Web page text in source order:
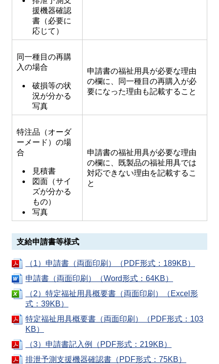
援機器確認
書（必要に
応じて）
同一種目の再購
入の場合
破損等の状
況が分かる
写真
申請書の福祉用具が必要な理由
の欄に、同一種目の再購入が必
要になった理由も記載すること
特注品（オーダ
ーメード）の場
合
見積書
​図面（サイ
ズが分かる
もの）
​写真
申請書の福祉用具が必要な理由
の欄に、既製品の福祉用具では
対応できない理由を記載するこ
と
支給申請書等様式
（1）申請書（両面印刷）（PDF形式：189KB）
申請書（両面印刷）（Word形式：64KB）
（2）特定福祉用具概要書（両面印刷）（Excel形
式：39KB）
特定福祉用具概要書（両面印刷）（PDF形式：103
KB）
（3）申請書記入例（PDF形式：219KB）
排泄予測支援機器確認書（PDF形式：75KB）